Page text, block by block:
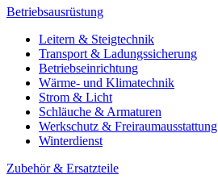
Betriebsausrüstung
Leitern & Steigtechnik
Transport & Ladungssicherung
Betriebseinrichtung
Wärme- und Klimatechnik
Strom & Licht
Schläuche & Armaturen
Werkschutz & Freiraumausstattung
Winterdienst
Zubehör & Ersatzteile